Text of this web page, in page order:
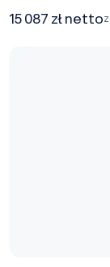
15 087 zł netto